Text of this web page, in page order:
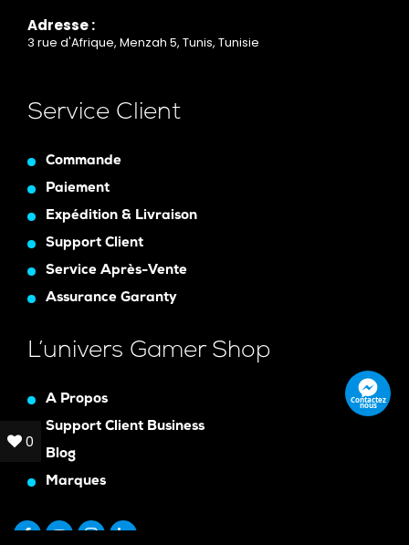
Adresse :
3 rue d'Afrique, Menzah 5, Tunis, Tunisie
Service Client
Commande
Paiement
Expédition & Livraison
Support Client
Service Après-Vente
Assurance Garanty
L’univers Gamer Shop
A Propos
Support Client Business
Blog
Marques
Contactez
nous
0
0